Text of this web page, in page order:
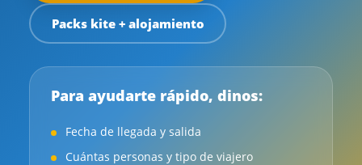
Packs kite + alojamiento
Para ayudarte rápido, dinos:
Fecha de llegada y salida
Cuántas personas y tipo de viajero